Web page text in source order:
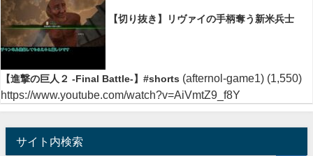
【切り抜き】リヴァイの手柄奪う新米兵士
【進撃の巨人２ -Final Battle-】#shorts (afternol-game1) (1,550)
https://www.youtube.com/watch?v=AiVmtZ9_f8Y
サイト内検索